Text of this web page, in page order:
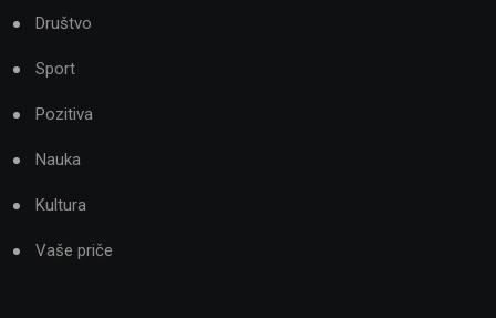
Društvo
Sport
Pozitiva
Nauka
Kultura
Vaše priče